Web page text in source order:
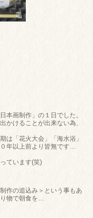
本画制作」の１日でした。
かけることが出来ない為、
は「花火大会」「海水浴」
年以上前より皆無です…
ています(笑)
作の追込み＞という事もあ
物で朝食を…